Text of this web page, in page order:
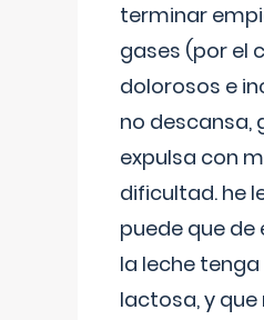
terminar
gases (por el
dolorosos e
no descansa,
expulsa con
dificultad. he
puede que de
la leche
lactosa, y